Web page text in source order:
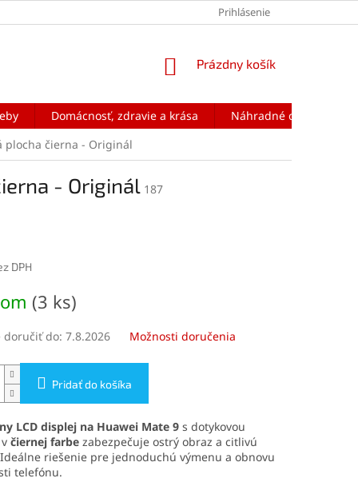
Prihlásenie
NÁKUPNÝ
Prázdny košík
Domácnosť, zdravie a krása
Náhradné diely na
plocha čierna - Originál
- Originál 187
DPH
(3 ks)
doručiť do: 7.8.2026 Možnosti doručenia
Pridať do košíka
LCD displej na Huawei Mate 9s dotykovou
čiernej farbezabezpečuje ostrý obraz a citlivú
riešenie pre jednoduchú výmenu a obnovu
telefónu.